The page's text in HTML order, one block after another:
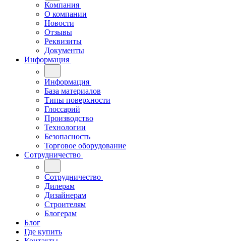
Компания
О компании
Новости
Отзывы
Реквизиты
Документы
Информация
Информация
База материалов
Типы поверхности
Глоссарий
Производство
Технологии
Безопасность
Торговое оборудование
Сотрудничество
Сотрудничество
Дилерам
Дизайнерам
Строителям
Блогерам
Блог
Где купить